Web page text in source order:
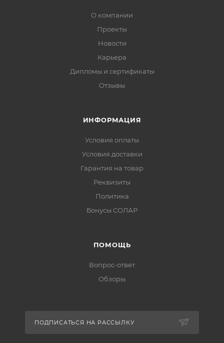
О компании
Проекты
Новости
Карьера
Дипломы и сертификаты
Отзывы
ИНФОРМАЦИЯ
Условия оплаты
Условия доставки
Гарантия на товар
Реквизиты
Политика
Бонусы СОЛАР
ПОМОЩЬ
Вопрос-ответ
Обзоры
ПОДПИСАТЬСЯ НА РАССЫЛКУ